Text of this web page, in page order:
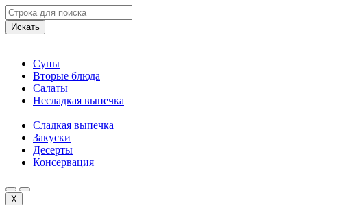
Искать
Супы
Вторые блюда
Салаты
Несладкая выпечка
Сладкая выпечка
Закуски
Десерты
Консервация
X